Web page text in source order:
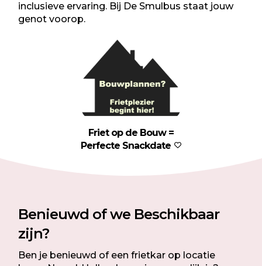
inclusieve ervaring. Bij De Smulbus staat jouw
genot voorop.
Friet op de Bouw =
Perfecte Snackdate
Benieuwd of we Beschikbaar
zijn?
Ben je benieuwd of een frietkar op locatie